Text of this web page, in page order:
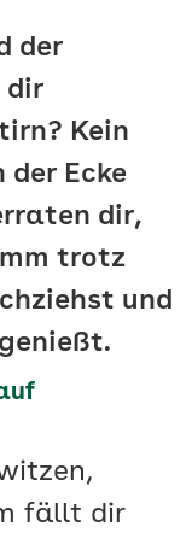
der
dir
Kein
der Ecke
dir,
trotz
und
fällt dir